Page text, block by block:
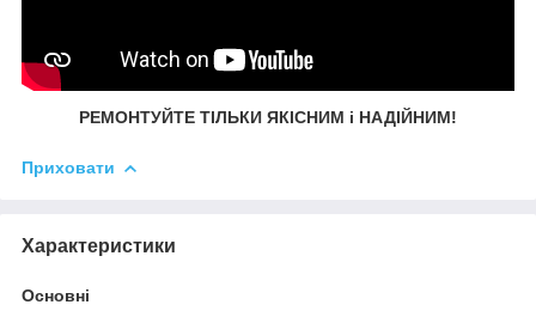
РЕМОНТУЙТЕ ТІЛЬКИ ЯКІСНИМ і НАДІЙНИМ!
Приховати
Характеристики
Основні